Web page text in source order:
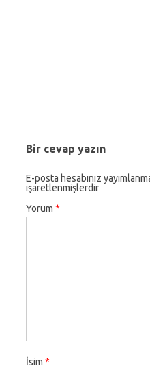
Bir cevap yazın
E-posta hesabınız
işaretlenmişlerdir
Yorum *
İsim *